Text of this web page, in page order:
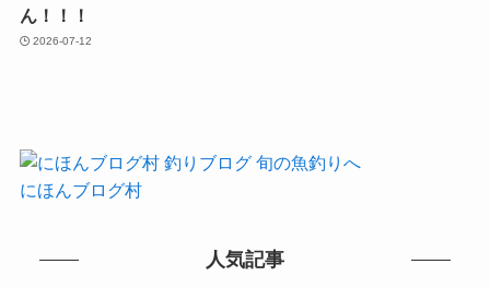
ん！！！
2026-07-12
にほんブログ村
人気記事